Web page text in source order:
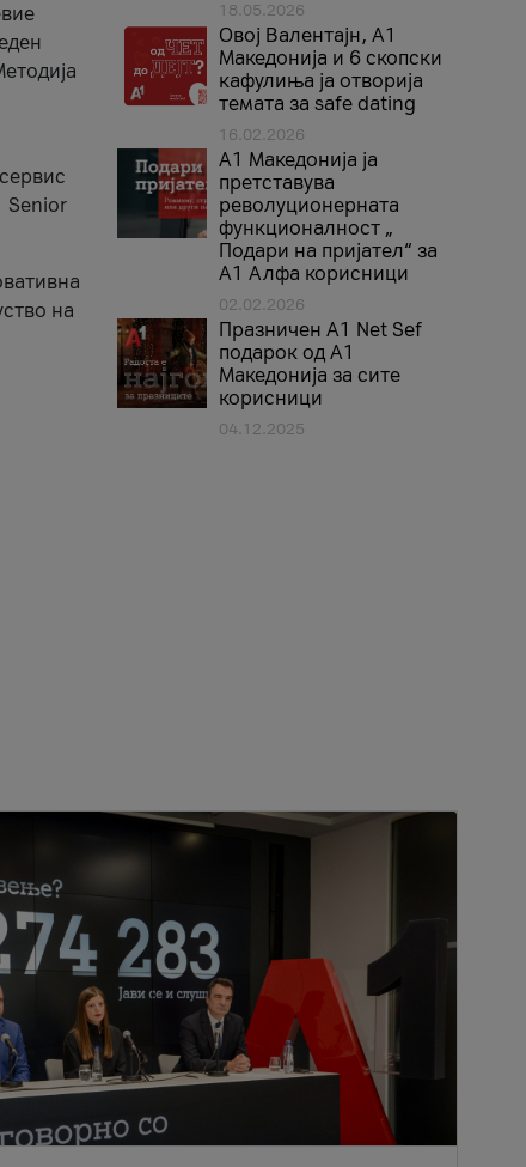
Senior
на
18.05.2026
Овој Валентајн, A1
Македонија и 6 скопски
кафулиња ја отворија
темата за safe dating
16.02.2026
А1 Македонија ја
претставува
револуционерната
функционалност „
Подари на пријател“ за
А1 Алфа корисници
02.02.2026
Празничен A1 Net Sеf
подарок од А1
Македонија за сите
корисници
04.12.2025